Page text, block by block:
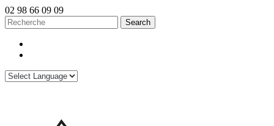
02 98 66 09 09